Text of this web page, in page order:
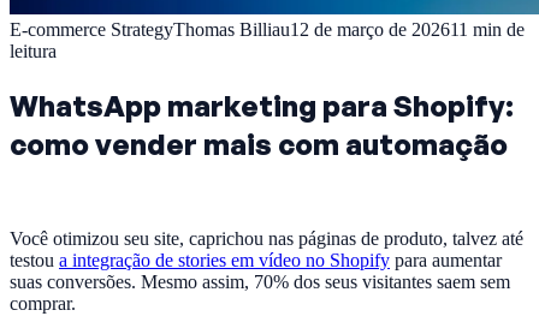
E-commerce StrategyThomas Billiau12 de março de 202611 min de
leitura
WhatsApp marketing para Shopify:
como vender mais com automação
Você otimizou seu site, caprichou nas páginas de produto, talvez até
testou a integração de stories em vídeo no Shopify para aumentar
suas conversões. Mesmo assim, 70% dos seus visitantes saem sem
comprar.